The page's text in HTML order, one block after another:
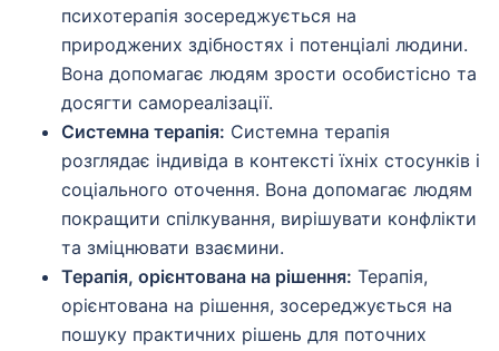
психотерапія зосереджується на
природжених здібностях і потенціалі людини.
Вона допомагає людям зрости особистісно та
досягти самореалізації.
Системна терапія: Системна терапія
розглядає індивіда в контексті їхніх стосунків і
соціального оточення. Вона допомагає людям
покращити спілкування, вирішувати конфлікти
та зміцнювати взаємини.
Терапія, орієнтована на рішення: Терапія,
орієнтована на рішення, зосереджується на
пошуку практичних рішень для поточних